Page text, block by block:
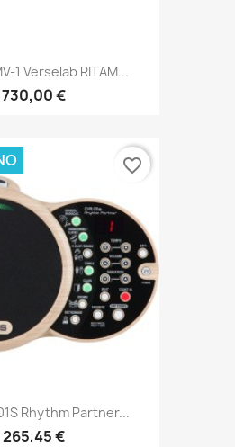
1 Verselab RITAM...
730,00 €
Rhythm Partner...
265,45 €
favorite_border